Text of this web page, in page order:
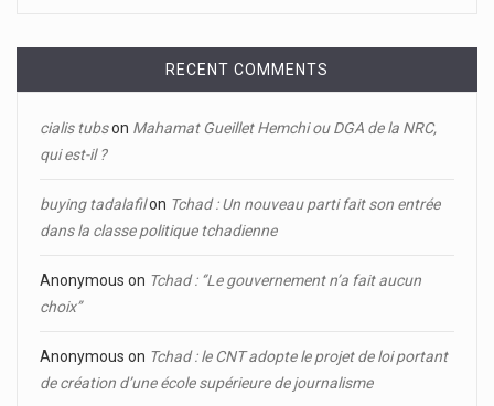
RECENT COMMENTS
cialis tubson Mahamat Gueillet Hemchi ou DGA de la NRC,
qui est-il ?
buying tadalafilon Tchad : Un nouveau parti fait son entrée
dans la classe politique tchadienne
Anonymous on Tchad : ‘’Le gouvernement n’a fait aucun
choix’’
Anonymous on Tchad : le CNT adopte le projet de loi portant
de création d’une école supérieure de journalisme